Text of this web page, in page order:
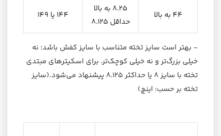
44 به بالا
8.25 به بالا
حداقل 8.125
144 یا 149
- بهتر است سایز تخته متناسب با سایز کفش باشد؛ نه
خیلی بزرگ‌تر و نه خیلی کوچک‌تر. برای اسکیترهای مبتدی
تخته با سایز ۸ یا حداکثر ۸.۱۲۵ پیشنهاد می‌شود.(سایز
تخته بر حسب: اینچ)